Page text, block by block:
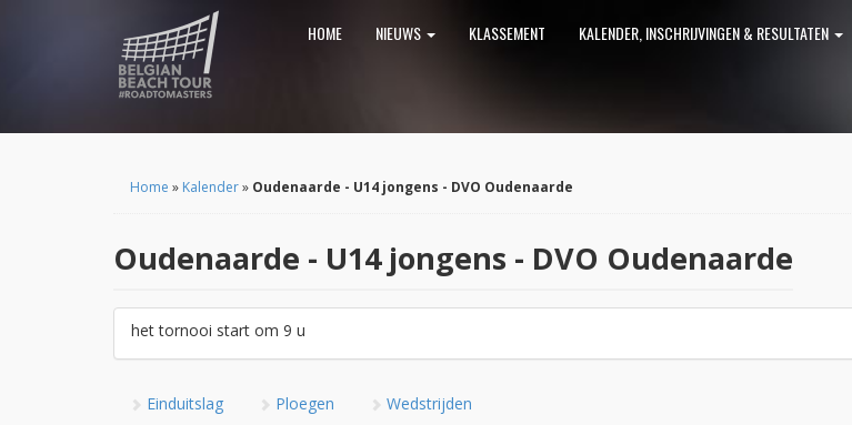
HOME NIEUWS KLASSEMENT KALENDER, INSCHRIJVINGEN & RESULTATEN
Home » Kalender» Oudenaarde - U14 jongens - DVO Oudenaarde
Oudenaarde - U14 jongens - DVO Oudenaarde
het tornooi start om 9 u
Einduitslag Ploegen Wedstrijden